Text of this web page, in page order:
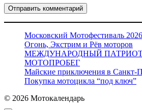
Московский Мотофестиваль 2026
Огонь, Экстрим и Рёв моторов
МЕЖДУНАРОДНЫЙ
МОТОПРОБЕГ
Майские приключения в Санкт-
Покупка мотоцикла “под ключ”
© 2026 Мотокалендарь